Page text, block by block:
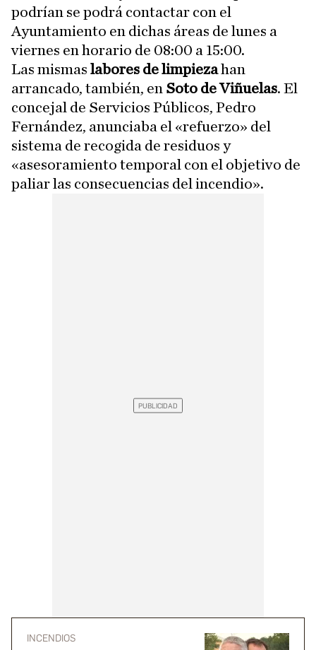
podrían se podrá contactar con el
Ayuntamiento en dichas áreas de lunes a
viernes en horario de 08:00 a 15:00.
Las mismas labores de limpiezahan
arrancado, también, en Soto de Viñuelas. El
concejal de Servicios Públicos, Pedro
Fernández, anunciaba el «refuerzo» del
sistema de recogida de residuos y
«asesoramiento temporal con el objetivo de
paliar las consecuencias del incendio».
INCENDIOS